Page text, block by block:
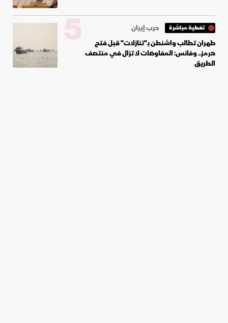
تغطية مباشرة
حرب إيران
طهران تطالب واشنطن بـ"تنازلات" قبل فتح
هرمز.. وفانس: المفاوضات لا تزال في منتصف
الطريق
5